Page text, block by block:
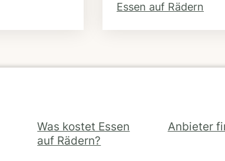
Essen auf Rädern
Was kostet Essen
auf Rädern?
Anbieter